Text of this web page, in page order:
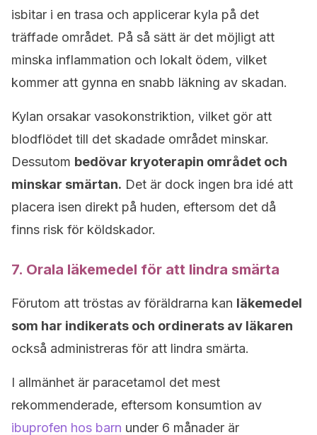
isbitar i en trasa och applicerar kyla på det
träffade området. På så sätt är det möjligt att
minska inflammation och lokalt ödem, vilket
kommer att gynna en snabb läkning av skadan.
Kylan orsakar vasokonstriktion, vilket gör att
blodflödet till det skadade området minskar.
Dessutom bedövar kryoterapin området och
minskar smärtan. Det är dock ingen bra idé att
placera isen direkt på huden, eftersom det då
finns risk för köldskador.
7. Orala läkemedel för att lindra smärta
Förutom att tröstas av föräldrarna kan läkemedel
som har indikerats och ordinerats av läkaren
också administreras för att lindra smärta.
I allmänhet är paracetamol det mest
rekommenderade, eftersom konsumtion av
ibuprofen hos barn under 6 månader är